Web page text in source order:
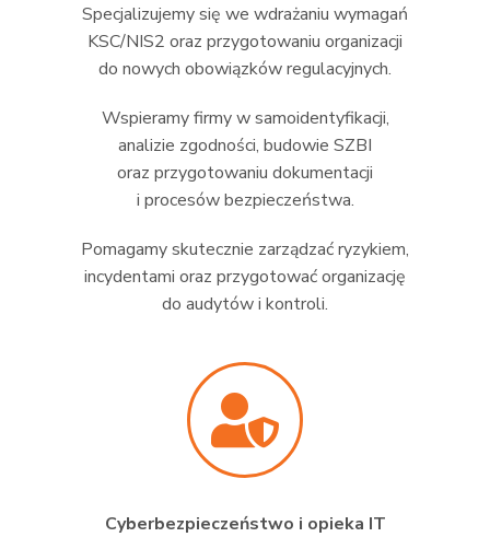
Specjalizujemy się we wdrażaniu wymagań
KSC/NIS2 oraz przygotowaniu organizacji
do nowych obowiązków regulacyjnych.
Wspieramy firmy w samoidentyfikacji,
analizie zgodności, budowie SZBI
oraz przygotowaniu dokumentacji
i procesów bezpieczeństwa.
Pomagamy skutecznie zarządzać ryzykiem,
incydentami oraz przygotować organizację
do audytów i kontroli.
Cyberbezpieczeństwo i opieka IT